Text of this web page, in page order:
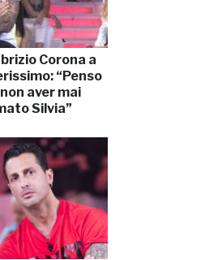
Corona a
“Penso
aver mai
Silvia”